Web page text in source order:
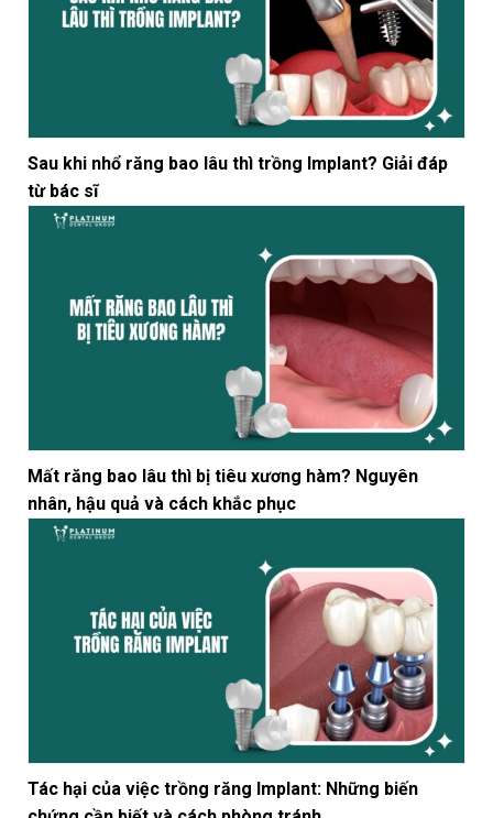
Sau khi nhổ răng bao lâu thì trồng Implant? Giải đáp
từ bác sĩ
Mất răng bao lâu thì bị tiêu xương hàm? Nguyên
nhân, hậu quả và cách khắc phục
Tác hại của việc trồng răng Implant: Những biến